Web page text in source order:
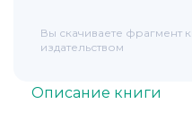
Описание книги
Вы скачиваете фрагмент
издательством